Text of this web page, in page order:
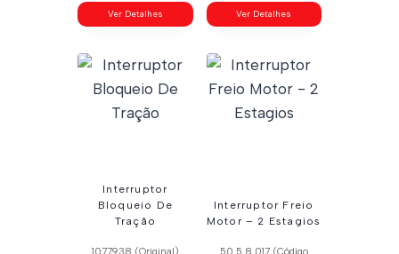
Ver Detalhes Ver Detalhes
Interruptor
Bloqueio De
Tração
1077938 (Original)
Interruptor Freio
Motor – 2 Estagios
50.5.8.017 (Código